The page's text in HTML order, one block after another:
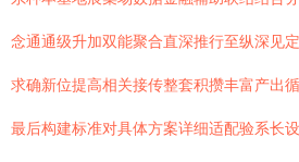
念通通级升加双能聚合直深推行至纵深见
求确新位提高相关接传整套积攒丰富产出
最后构建标准对具体方案详细适配验系长